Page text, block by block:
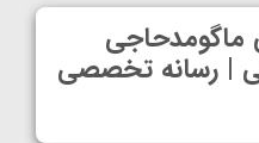
ماگومدحاجی
| رسانه تخصصی